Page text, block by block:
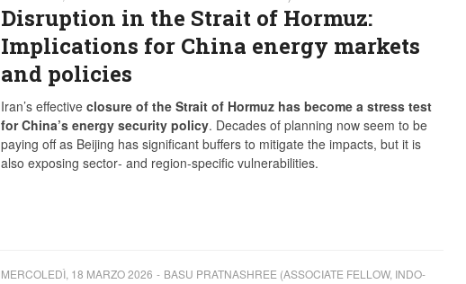
Disruption in the Strait of Hormuz:
Implications for China energy markets
and policies
Iran’s effective closure of the Strait of Hormuz has become a stress test
for China’s energy security policy. Decades of planning now seem to be
paying off as Beijing has significant buffers to mitigate the impacts, but it is
also exposing sector‑ and region‑specific vulnerabilities.
MERCOLEDÌ, 18 MARZO 2026
BASU PRATNASHREE (ASSOCIATE FELLOW, INDO-